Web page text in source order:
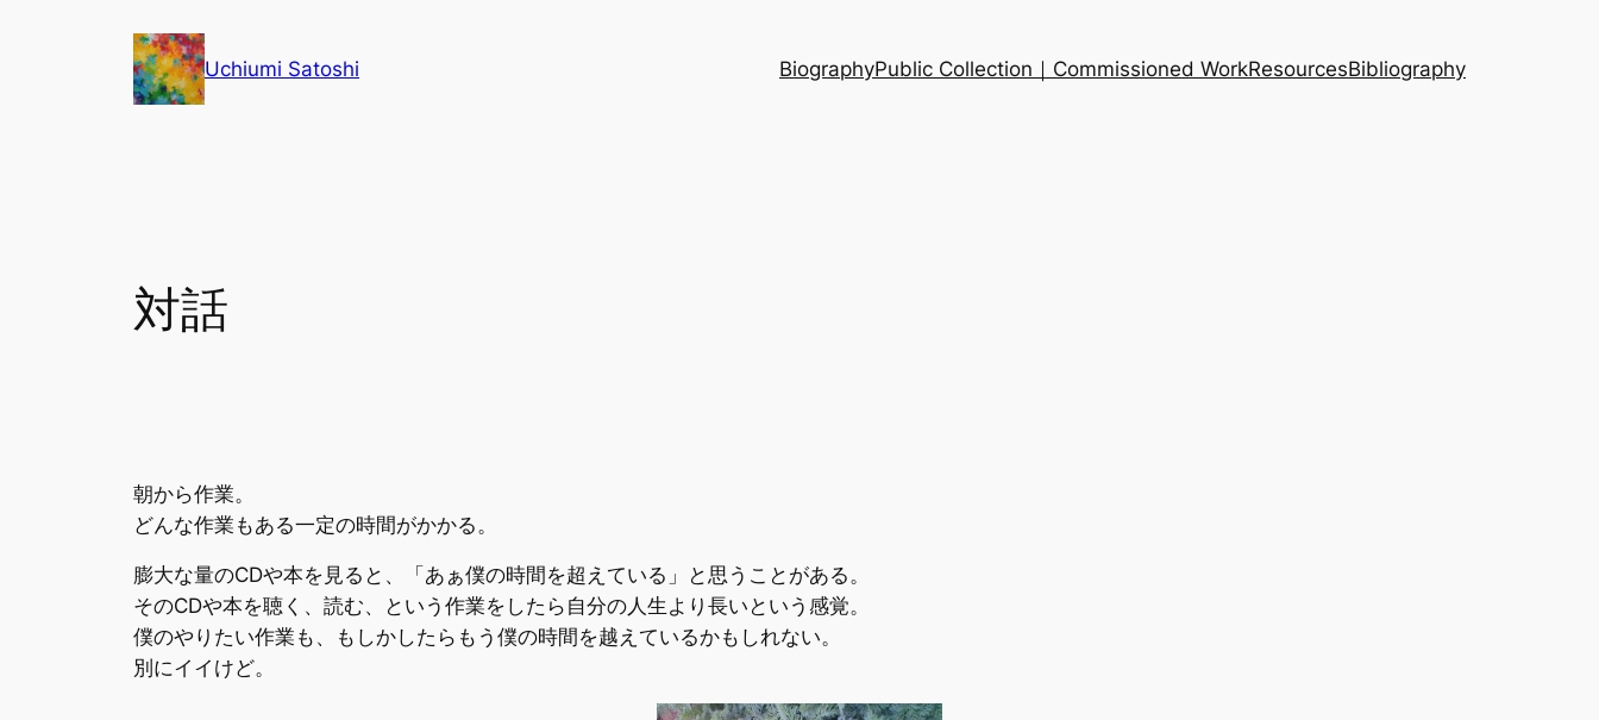
Uchiumi Satoshi BiographyPublic Collection｜Commissioned WorkResourcesBibliography
対話
朝から作業。
どんな作業もある一定の時間がかかる。
膨大な量のCDや本を見ると、「あぁ僕の時間を超えている」と思うことがある。
そのCDや本を聴く、読む、という作業をしたら自分の人生より長いという感覚。
僕のやりたい作業も、もしかしたらもう僕の時間を越えているかもしれない。
別にイイけど。